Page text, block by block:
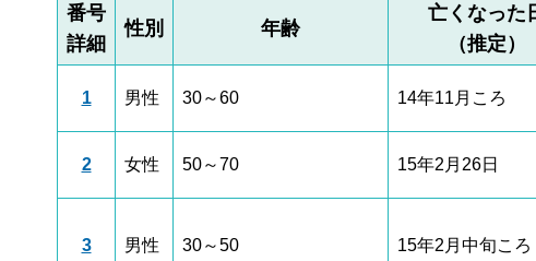
番号
詳細
性別 年齢
亡くなった
（推定）
1 男性 30～60 14年11月ころ
2 女性 50～70 15年2月26日
3 男性 30～50 15年2月中旬ころ